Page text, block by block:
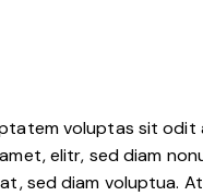
voluptas sit odit
elitr, sed diam
sed diam voluptua.